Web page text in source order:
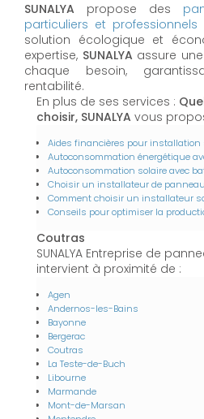
SUNALYA propose des
particuliers et professionnels
solution écologique et
expertise, SUNALYA assure
chaque besoin,
rentabilité.
En plus de ses services :
choisir, SUNALYA vous
Aides financières pour installation
Autoconsommation énergétique
Autoconsommation solaire avec
Choisir un installateur de
Comment choisir un installateur
Conseils pour optimiser la
Coutras
SUNALYA Entreprise de
intervient à proximité de :
Agen
Andernos-les-Bains
Bayonne
Bergerac
Coutras
La Teste-de-Buch
Libourne
Marmande
Mont-de-Marsan